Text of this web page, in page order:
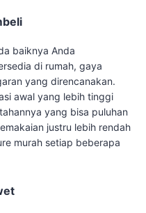
baiknya Anda
di rumah, gaya
yang direncanakan.
awal yang lebih tinggi
yang bisa puluhan
justru lebih rendah
murah setiap beberapa